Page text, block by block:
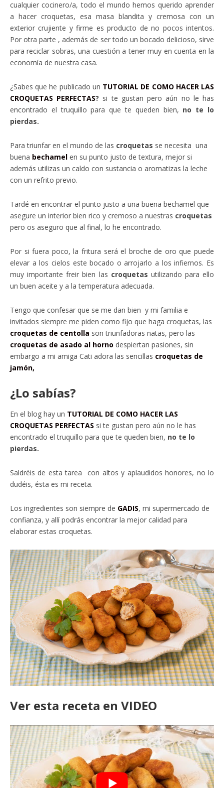
cualquier cocinero/a, todo el mundo hemos querido aprender
a hacer croquetas, esa masa blandita y cremosa con un
exterior crujiente y firme es producto de no pocos intentos.
Por otra parte , además de ser todo un bocado delicioso, sirve
para reciclar sobras, una cuestión a tener muy en cuenta en la
economía de nuestra casa.
¿Sabes que he publicado un TUTORIAL DE COMO HACER LAS
CROQUETAS PERFECTAS? si te gustan pero aún no le has
encontrado el truquillo para que te queden bien, no te lo
pierdas.
Para triunfar en el mundo de las croquetas se necesita una
buena bechamel en su punto justo de textura, mejor si
además utilizas un caldo con sustancia o aromatizas la leche
con un refrito previo.
Tardé en encontrar el punto justo a una buena bechamel que
asegure un interior bien rico y cremoso a nuestras croquetas
pero os aseguro que al final, lo he encontrado.
Por si fuera poco, la fritura será el broche de oro que puede
elevar a los cielos este bocado o arrojarlo a los infiernos. Es
muy importante freir bien las croquetas utilizando para ello
un buen aceite y a la temperatura adecuada.
Tengo que confesar que se me dan bien y mi familia e
invitados siempre me piden como fijo que haga croquetas, las
croquetas de centolla son triunfadoras natas, pero las
croquetas de asado al horno despiertan pasiones, sin
embargo a mi amiga Cati adora las sencillas croquetas de
jamón,
¿Lo sabías?
En el blog hay un TUTORIAL DE COMO HACER LAS
CROQUETAS PERFECTAS si te gustan pero aún no le has
encontrado el truquillo para que te queden bien, no te lo
pierdas.
Saldréis de esta tarea con altos y aplaudidos honores, no lo
dudéis, ésta es mi receta.
Los ingredientes son siempre de GADIS, mi supermercado de
confianza, y allí podrás encontrar la mejor calidad para
elaborar estas croquetas.
Ver esta receta en VIDEO